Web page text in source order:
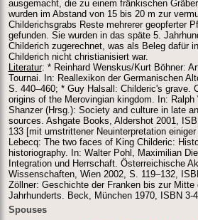
ausgemacht, die zu einem fränkischen
wurden im Abstand von 15 bis 20 m zur
Childerichsgrabs Reste mehrerer geopferter
gefunden. Sie wurden in das späte 5.
Childerich zugerechnet, was als Beleg dafür
Childerich nicht christianisiert war.
Literatur: * Reinhard Wenskus/Kurt Böhner:
Tournai. In: Reallexikon der Germanischen
S. 440–460; * Guy Halsall: Childeric's grave.
origins of the Merovingian kingdom. In: Ralph
Shanzer (Hrsg.): Society and culture in late
sources. Ashgate Books, Aldershot 2001,
133 [mit umstrittener Neuinterpretation
Lebecq: The two faces of King Childeric:
historiography. In: Walter Pohl, Maximilian
Integration und Herrschaft. Österreichische
Wissenschaften, Wien 2002, S. 119–132,
Zöllner: Geschichte der Franken bis zur Mitte
Jahrhunderts. Beck, München 1970, ISBN 3-
Spouses